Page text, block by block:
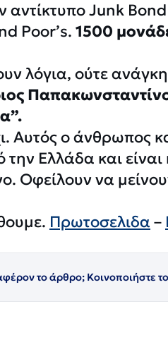
αντίκτυπο Junk
Poor’s. 1500
λόγια, ούτε
Αυτός ο άνθρωπος
την Ελλάδα και
Οφείλουν να
Πρωτοσελιδα –
το άρθρο; Κοινοποιήστε το